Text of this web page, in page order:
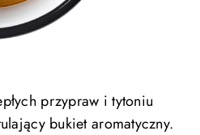
przypraw i tytoniu
bukiet aromatyczny.